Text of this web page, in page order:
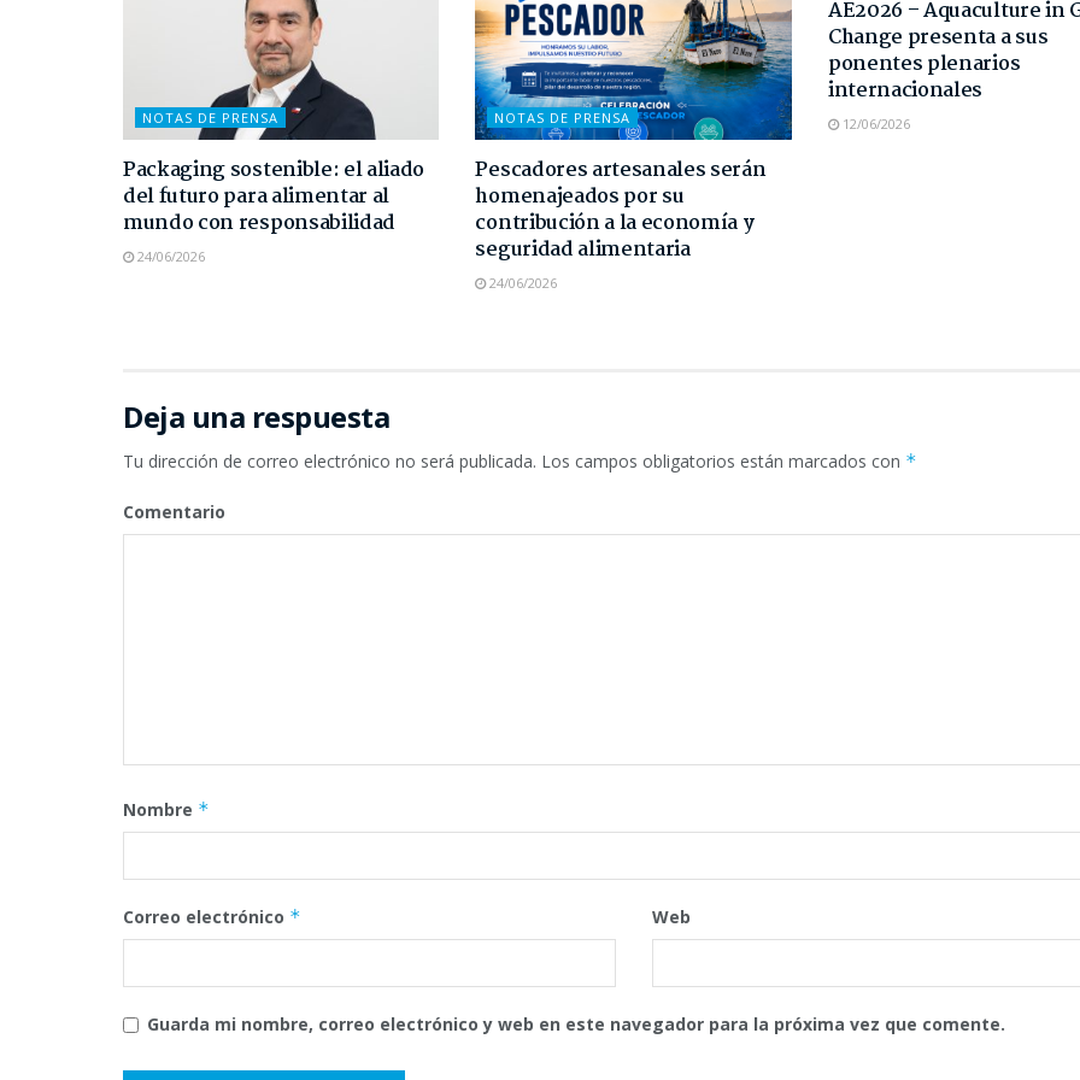
NOTAS DE PRENSA
Packaging sostenible: el aliado
del futuro para alimentar al
mundo con responsabilidad
24/06/2026
NOTAS DE PRENSA
Pescadores artesanales serán
homenajeados por su
contribución a la economía y
seguridad alimentaria
24/06/2026
AE2026 – Aquaculture in
Change presenta a sus
ponentes plenarios
internacionales
12/06/2026
Deja una respuesta
Tu dirección de correo electrónico no será publicada. Los campos obligatorios están marcados con *
Comentario
Nombre *
Correo electrónico * Web
Guarda mi nombre, correo electrónico y web en este navegador para la próxima vez que comente.